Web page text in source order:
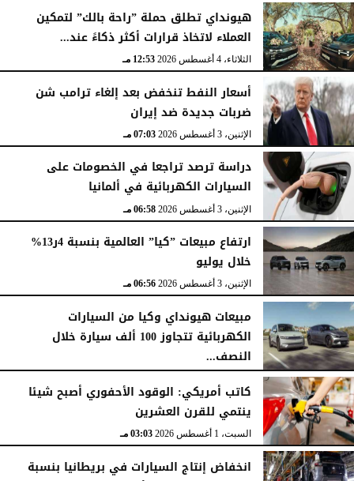
هيونداي تطلق حملة ”راحة بالك” لتمكين
العملاء لاتخاذ قرارات أكثر ذكاءً عند...
الثلاثاء، 4 أغسطس 2026 12:53 مـ
أسعار النفط تنخفض بعد إلغاء ترامب شن
ضربات جديدة ضد إيران
الإثنين، 3 أغسطس 2026 07:03 مـ
دراسة ترصد تراجعا في الخصومات على
السيارات الكهربائية في ألمانيا
الإثنين، 3 أغسطس 2026 06:58 مـ
ارتفاع مبيعات ”كيا” العالمية بنسبة 4ر13%
خلال يوليو
الإثنين، 3 أغسطس 2026 06:56 مـ
مبيعات هيونداي وكيا من السيارات
الكهربائية تتجاوز 100 ألف سيارة خلال
النصف...
الأحد، 2 أغسطس 2026 06:17 مـ
كاتب أمريكي: الوقود الأحفوري أصبح شيئا
ينتمي للقرن العشرين
السبت، 1 أغسطس 2026 03:03 مـ
انخفاض إنتاج السيارات في بريطانيا بنسبة